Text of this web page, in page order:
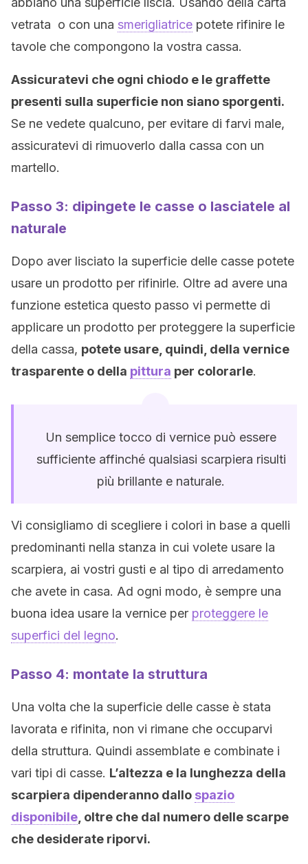
vetrata o con una smerigliatrice potete rifinire le
tavole che compongono la vostra cassa.
Assicuratevi che ogni chiodo e le graffette
presenti sulla superficie non siano sporgenti.
Se ne vedete qualcuno, per evitare di farvi male,
assicuratevi di rimuoverlo dalla cassa con un
martello.
Passo 3: dipingete le casse o lasciatele al
naturale
Dopo aver lisciato la superficie delle casse potete
usare un prodotto per rifinirle. Oltre ad avere una
funzione estetica questo passo vi permette di
applicare un prodotto per proteggere la superficie
della cassa, potete usare, quindi, della vernice
trasparente o della pittura per colorarle.
Un semplice tocco di vernice può essere
sufficiente affinché qualsiasi scarpiera risulti
più brillante e naturale.
Vi consigliamo di scegliere i colori in base a quelli
predominanti nella stanza in cui volete usare la
scarpiera, ai vostri gusti e al tipo di arredamento
che avete in casa. Ad ogni modo, è sempre una
buona idea usare la vernice per proteggere le
superfici del legno.
Passo 4: montate la struttura
Una volta che la superficie delle casse è stata
lavorata e rifinita, non vi rimane che occuparvi
della struttura. Quindi assemblate e combinate i
vari tipi di casse. L’altezza e la lunghezza della
scarpiera dipenderanno dallo spazio
disponibile , oltre che dal numero delle scarpe
che desiderate riporvi.